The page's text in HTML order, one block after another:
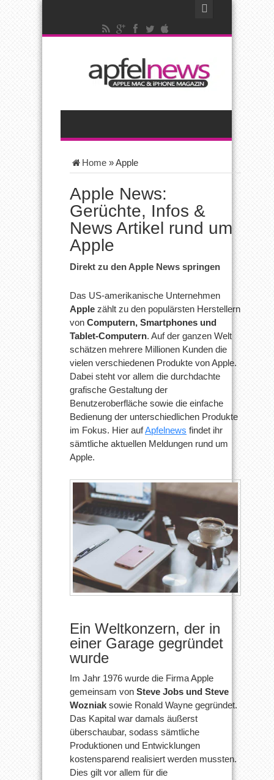
Home »Apple
Apple News:
Gerüchte, Infos &
News Artikel rund um
Apple
Direkt zu den Apple News springen
Das US-amerikanische Unternehmen
Apple zählt zu den populärsten Herstellern
von Computern, Smartphones und
Tablet-Computern. Auf der ganzen Welt
schätzen mehrere Millionen Kunden die
vielen verschiedenen Produkte von Apple.
Dabei steht vor allem die durchdachte
grafische Gestaltung der
Benutzeroberfläche sowie die einfache
Bedienung der unterschiedlichen Produkte
im Fokus. Hier aufApfelnews findet ihr
sämtliche aktuellen Meldungen rund um
Apple.
Ein Weltkonzern, der in
einer Garage gegründet
wurde
Im Jahr 1976 wurde die Firma Apple
gemeinsam von Steve Jobs und Steve
Wozniak sowie Ronald Wayne gegründet.
Das Kapital war damals äußerst
überschaubar, sodass sämtliche
Produktionen und Entwicklungen
kostensparend realisiert werden mussten.
Dies gilt vor allem für die